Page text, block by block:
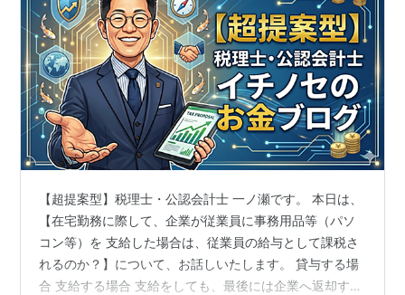
【超提案型】税理士・公認会計士 一ノ瀬です。 本日は、
【在宅勤務に際して、企業が従業員に事務用品等（パソ
コン等）を 支給した場合は、従業員の給与として課税さ
れるのか？】について、お話しいたします。 貸与する場
合 支給する場合 支給をしても、最後には企業へ返却する